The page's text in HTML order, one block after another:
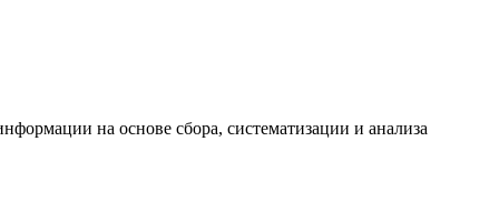
на основе сбора, систематизации и анализа